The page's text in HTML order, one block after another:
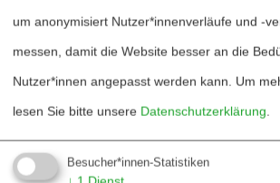
Friedensbewegung, die jeweils
Seite der Ost-West-Front-
gewisse Berechtigung zur
sahen und deshalb der vorhin
erwähnten
näher standen als die aus
um anonymisiert Nutzer*innenverläufe und -
messen, damit die Website besser an die
Nutzer*innen angepasst werden kann. Um
lesen Sie bitte unsere Datenschutzerklärung.
Besucher*innen-Statistiken